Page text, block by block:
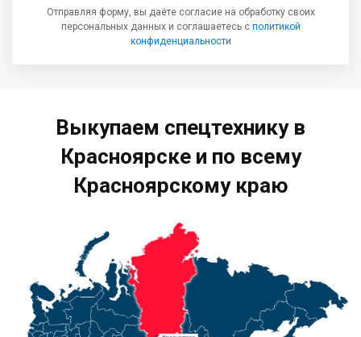
Отправляя форму, вы даёте согласие на обработку своих
персональных данных и соглашаетесь с политикой
конфиденциальности
Выкупаем спецтехнику в
Красноярске и по всему
Красноярскому краю